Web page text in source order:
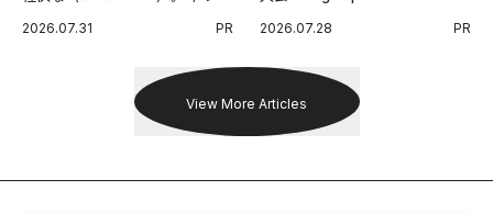
出した新機軸。
2026.07.31 PR
戦を夢見るランナーたちの奮闘
2026.07.28 PR
View More Articles